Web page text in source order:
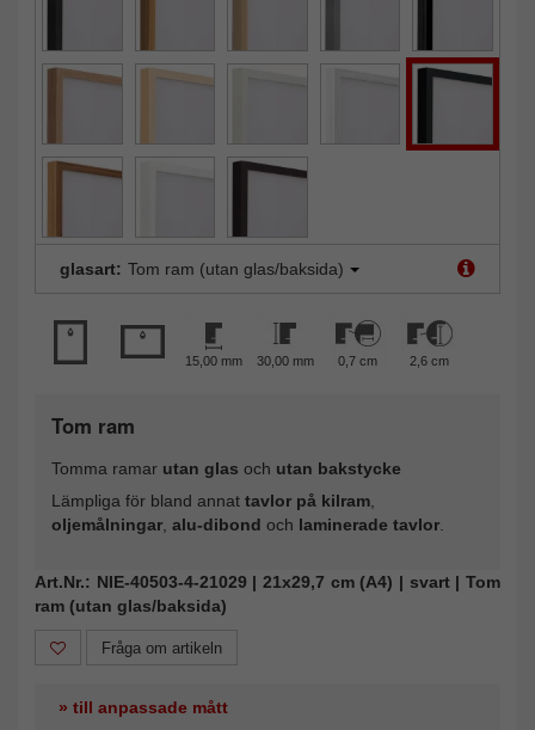
glasart: Tom ram (utan glas/baksida)
15,00 mm 30,00 mm 0,7 cm 2,6 cm
Tom ram
Tomma ramar utan glas och utan bakstycke
Lämpliga för bland annat tavlor på kilram
oljemålningar alu-dibond och laminerade tavlor
Art.Nr.: NIE-40503-4-21029 | 21x29,7 cm (A4) | svart | Tom
ram (utan glas/baksida)
Fråga om artikeln
» till anpassade mått